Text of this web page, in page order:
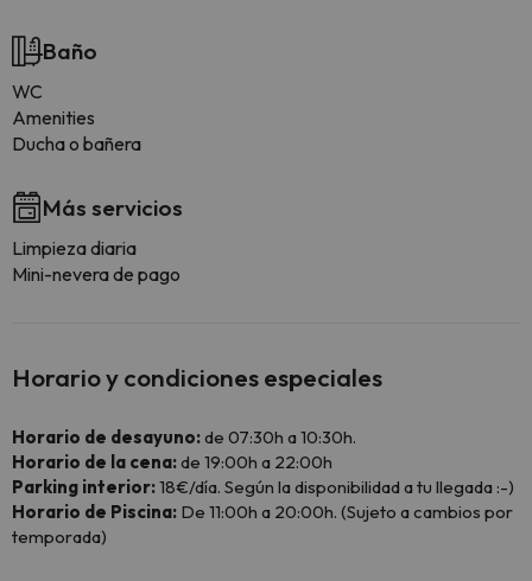
Baño
WC
Amenities
Ducha o bañera
Más servicios
Limpieza diaria
Mini-nevera de pago
Horario y condiciones especiales
Horario de desayuno:de 07:30h a 10:30h.
Horario de la cena:de 19:00h a 22:00h
Parking interior:18€/día. Según la disponibilidad a tu llegada :-)
Horario de Piscina: De 11:00h a 20:00h. (Sujeto a cambios por
temporada)